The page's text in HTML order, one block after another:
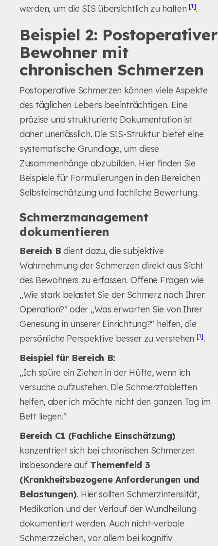
werden, um die SIS übersichtlich zu halten[1].
Beispiel 2: Postoperativer
Bewohner mit
chronischen Schmerzen
Postoperative Schmerzen können viele Aspekte
des täglichen Lebens beeinträchtigen. Eine
präzise und strukturierte Dokumentation ist
daher unerlässlich. Die SIS-Struktur bietet eine
systematische Grundlage, um diese
Zusammenhänge abzubilden. Hier finden Sie
Beispiele für Formulierungen in den Bereichen
Selbsteinschätzung und fachliche Bewertung.
Schmerzmanagement
dokumentieren
Bereich B dient dazu, die subjektive
Wahrnehmung der Schmerzen direkt aus Sicht
des Bewohners zu erfassen. Offene Fragen wie
„Wie stark belastet Sie der Schmerz nach Ihrer
Operation?" oder „Was erwarten Sie von Ihrer
Genesung in unserer Einrichtung?" helfen, die
persönliche Perspektive besser zu verstehen[1].
Beispiel für Bereich B:
„Ich spüre ein Ziehen in der Hüfte, wenn ich
versuche aufzustehen. Die Schmerztabletten
helfen, aber ich möchte nicht den ganzen Tag im
Bett liegen."
Bereich C1 (Fachliche Einschätzung)
konzentriert sich bei chronischen Schmerzen
insbesondere auf Themenfeld 3
(Krankheitsbezogene Anforderungen und
Belastungen). Hier sollten Schmerzintensität,
Medikation und der Verlauf der Wundheilung
dokumentiert werden. Auch nicht-verbale
Schmerzzeichen, vor allem bei kognitiv